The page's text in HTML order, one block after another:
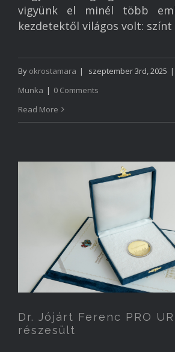
vigyünk el minél több
kezdetektől világos volt: színt
By okrostamara | szeptember 3rd, 2025 |
Munka | 0 Comments
Read More
Dr. Jójárt Ferenc PRO
részesült